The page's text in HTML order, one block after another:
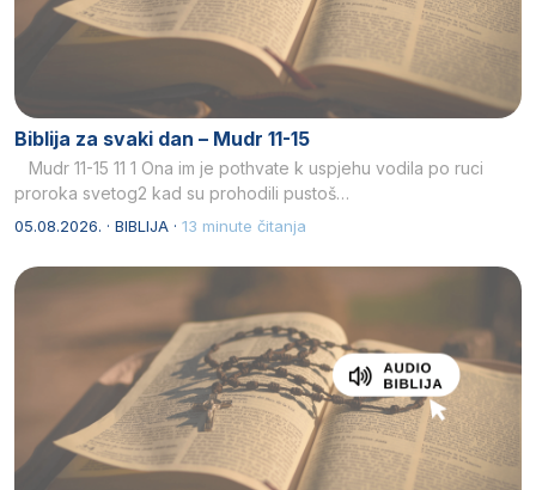
Biblija za svaki dan – Mudr 11-15
Mudr 11-15 11 1 Ona im je pothvate k uspjehu vodila po ruci
proroka svetog2 kad su prohodili pustoš…
05.08.2026. · BIBLIJA · 13 minute čitanja